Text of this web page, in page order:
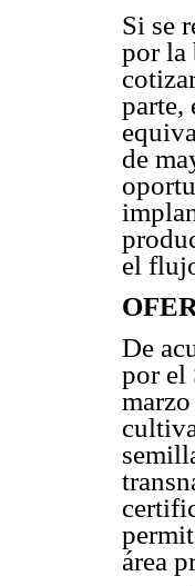
Si se
por la
parte,
de
el
De
por el
área